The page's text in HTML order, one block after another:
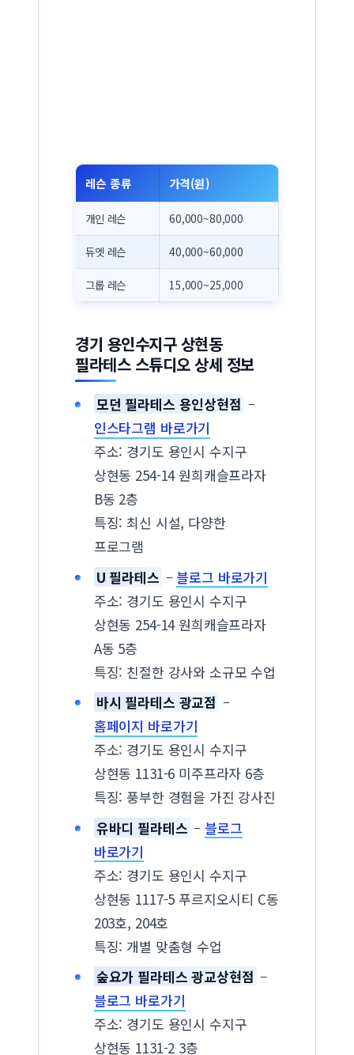
레슨 종류 가격(원)
개인 레슨 60,000~80,000
듀엣 레슨 40,000~60,000
그룹 레슨 15,000~25,000
경기 용인수지구 상현동
필라테스 스튜디오 상세 정보
모던 필라테스 용인상현점 –
인스타그램 바로가기
주소: 경기도 용인시 수지구
상현동 254-14 원희캐슬프라자
B동 2층
특징: 최신 시설, 다양한
프로그램
U 필라테스 – 블로그 바로가기
주소: 경기도 용인시 수지구
상현동 254-14 원희캐슬프라자
A동 5층
특징: 친절한 강사와 소규모 수업
바시 필라테스 광교점 –
홈페이지 바로가기
주소: 경기도 용인시 수지구
상현동 1131-6 미주프라자 6층
특징: 풍부한 경험을 가진 강사진
유바디 필라테스 – 블로그
바로가기
주소: 경기도 용인시 수지구
상현동 1117-5 푸르지오시티 C동
203호, 204호
특징: 개별 맞춤형 수업
숲요가 필라테스 광교상현점 –
블로그 바로가기
주소: 경기도 용인시 수지구
상현동 1131-2 3층